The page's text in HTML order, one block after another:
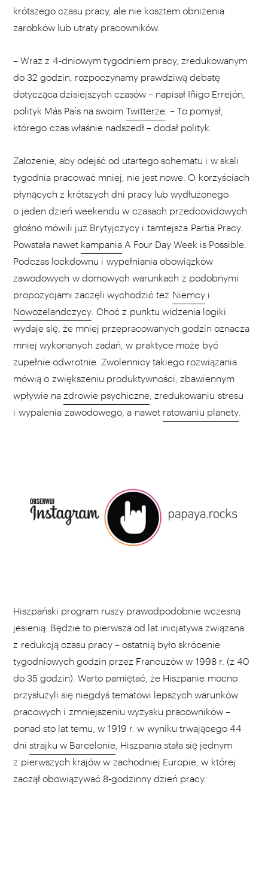
krótszego czasu pracy, ale nie kosztem obniżenia
zarobków lub utraty pracowników.
– Wraz z 4-dniowym tygodniem pracy, zredukowanym
do 32 godzin, rozpoczynamy prawdziwą debatę
dotycząca dzisiejszych czasów – napisał Iñigo Errejón,
polityk Más País na swoim Twitterze . – To pomysł,
którego czas właśnie nadszedł – dodał polityk.
Założenie, aby odejść od utartego schematu i w skali
tygodnia pracować mniej, nie jest nowe. O korzyściach
płynących z krótszych dni pracy lub wydłużonego
o jeden dzień weekendu w czasach przedcovidowych
głośno mówili już Brytyjczycy i tamtejsza Partia Pracy.
Powstała nawet kampania A Four Day Week is Possible.
Podczas lockdownu i wypełniania obowiązków
zawodowych w domowych warunkach z podobnymi
propozycjami zaczęli wychodzić też Niemcy i
Nowozelandczycy . Choć z punktu widzenia logiki
wydaje się, że mniej przepracowanych godzin oznacza
mniej wykonanych zadań, w praktyce może być
zupełnie odwrotnie. Zwolennicy takiego rozwiązania
mówią o zwiększeniu produktywności, zbawiennym
wpływie na zdrowie psychiczne , zredukowaniu stresu
i wypalenia zawodowego, a nawet ratowaniu planety
Hiszpański program ruszy prawodpodobnie wczesną
jesienią. Będzie to pierwsza od lat inicjatywa związana
z redukcją czasu pracy – ostatnią było skrócenie
tygodniowych godzin przez Francuzów w 1998 r. (z 40
do 35 godzin). Warto pamiętać, że Hiszpanie mocno
przysłużyli się niegdyś tematowi lepszych warunków
pracowych i zmniejszeniu wyzysku pracowników –
ponad sto lat temu, w 1919 r. w wyniku trwającego 44
dni strajku w Barcelonie , Hiszpania stała się jednym
z pierwszych krajów w zachodniej Europie, w której
zaczął obowiązywać 8-godzinny dzień pracy.